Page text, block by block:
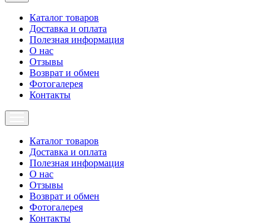
Каталог товаров
Доставка и оплата
Полезная информация
О нас
Отзывы
Возврат и обмен
Фотогалерея
Контакты
Каталог товаров
Доставка и оплата
Полезная информация
О нас
Отзывы
Возврат и обмен
Фотогалерея
Контакты